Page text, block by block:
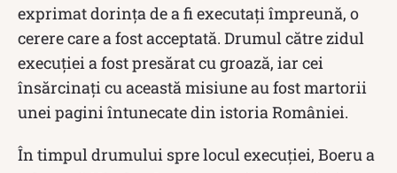
exprimat dorința de a fi executați împreună, o
cerere care a fost acceptată. Drumul către zidul
execuției a fost presărat cu groază, iar cei
însărcinați cu această misiune au fost martorii
unei pagini întunecate din istoria României.
În timpul drumului spre locul execuției, Boeru a